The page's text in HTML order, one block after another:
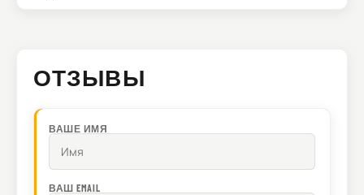
ОТЗЫВЫ
ВАШЕ ИМЯ
ВАШ EMAIL